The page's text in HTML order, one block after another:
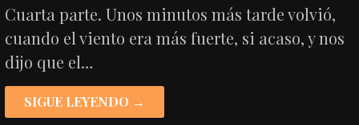
Cuarta parte. Unos minutos más tarde volvió,
cuando el viento era más fuerte, si acaso, y nos
dijo que el…
SIGUE LEYENDO →